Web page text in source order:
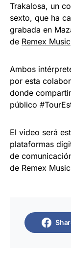
Trakalosa, un
sexto, que ha
grabada en
de Remex Music
Ambos
por esta
donde
público
El video será
plataformas
de
de Remex